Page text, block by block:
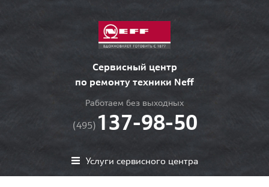
Сервисный центр
по ремонту техники Neff
Работаем без выходных
(495) 137-98-50
Услуги сервисного центра